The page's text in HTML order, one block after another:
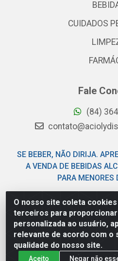
O nosso site coleta
terceiros para
personalizada ao usuário,
relevante de acordo com o
qualidade do nosso site.
Aceito Negar não
CUIDADOS
Fale
(84)
SE BEBER, NÃO DIRIJA.
A VENDA DE BEBIDAS
PARA MENORES
Acioly Distribuidora - Av
Exposições - Parnamirim/RN
06.029.901/